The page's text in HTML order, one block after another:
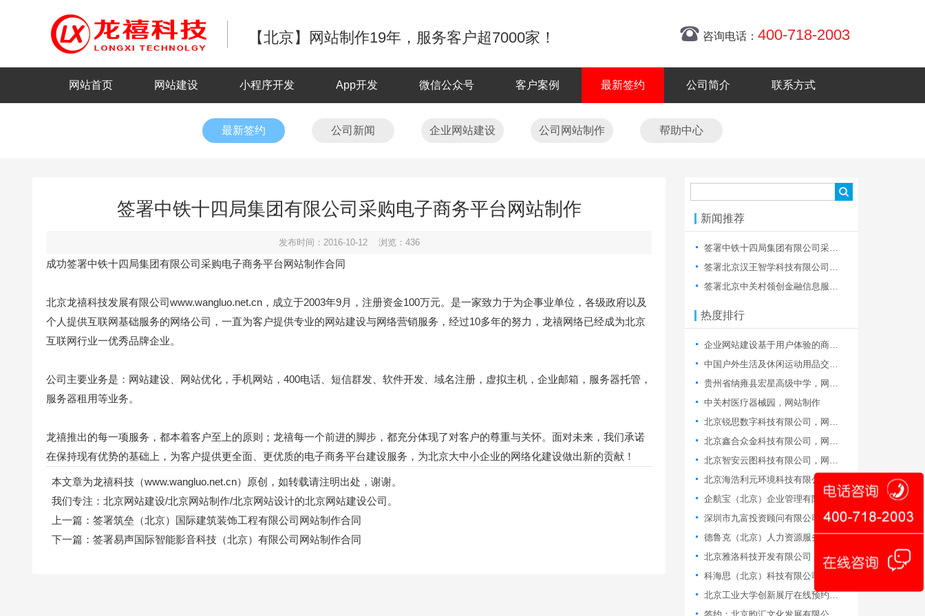
【北京】网站制作19年，服务客户超7000家！ 咨询电话： 400-718-2003
网站首页 网站建设 小程序开发 App开发 微信公众号 客户案例 最新签约 公司简介 联系方式
最新签约 公司新闻 企业网站建设 公司网站制作 帮助中心
签署中铁十四局集团有限公司采购电子商务平台网站制作
发布时间：2016-10-12 浏览： 436
成功签署中铁十四局集团有限公司采购电子商务平台网站制作合同
北京龙禧科技发展有限公司www.wangluo.net.cn，成立于2003年9月，注册资金100万元。是一家致力于为企事业单位，各级政府以及
个人提供互联网基础服务的网络公司，一直为客户提供专业的网站建设与网络营销服务，经过10多年的努力，龙禧网络已经成为北京
互联网行业一优秀品牌企业。
公司主要业务是：网站建设、网站优化，手机网站，400电话、短信群发、软件开发、域名注册，虚拟主机，企业邮箱，服务器托管，
服务器租用等业务。
龙禧推出的每一项服务，都本着客户至上的原则；龙禧每一个前进的脚步，都充分体现了对客户的尊重与关怀。面对未来，我们承诺
在保持现有优势的基础上，为客户提供更全面、更优质的电子商务平台建设服务，为北京大中小企业的网络化建设做出新的贡献！
本文章为龙禧科技（www.wangluo.net.cn）原创，如转载请注明出处，谢谢。
我们专注： 北京网站建设/北京网站制作/北京网站设计的北京网站建设公司。
上一篇： 签署筑垒（北京）国际建筑装饰工程有限公司网站制作合同
下一篇： 签署易声国际智能影音科技（北京）有限公司网站制作合同
新闻推荐
签署中铁十四局集团有限公司采购电子商务平台网站制作
签署北京汉王智学科技有限公司网站建设合同
签署北京中关村领创金融信息服务有限公司网站制作合同
热度排行
企业网站建设基于用户体验的商务网站信息质量评价研究
中国户外生活及休闲运动用品交易博览会
贵州省纳雍县宏星高级中学，网站制作
中关村医疗器械园，网站制作
北京锐思数字科技有限公司，网站制作
北京鑫合众金科技有限公司，网站制作
北京智安云图科技有限公司，网站改版
企航宝（北京）企业管理有限公司，网站制作
深圳市九富投资顾问有限公司北京分公司,网站改版服务
德鲁克（北京）人力资源服务有限公司，网站改版合同
北京雅洛科技开发有限公司，签署购物商城开发合同
北京工业大学创新展厅在线预约平台